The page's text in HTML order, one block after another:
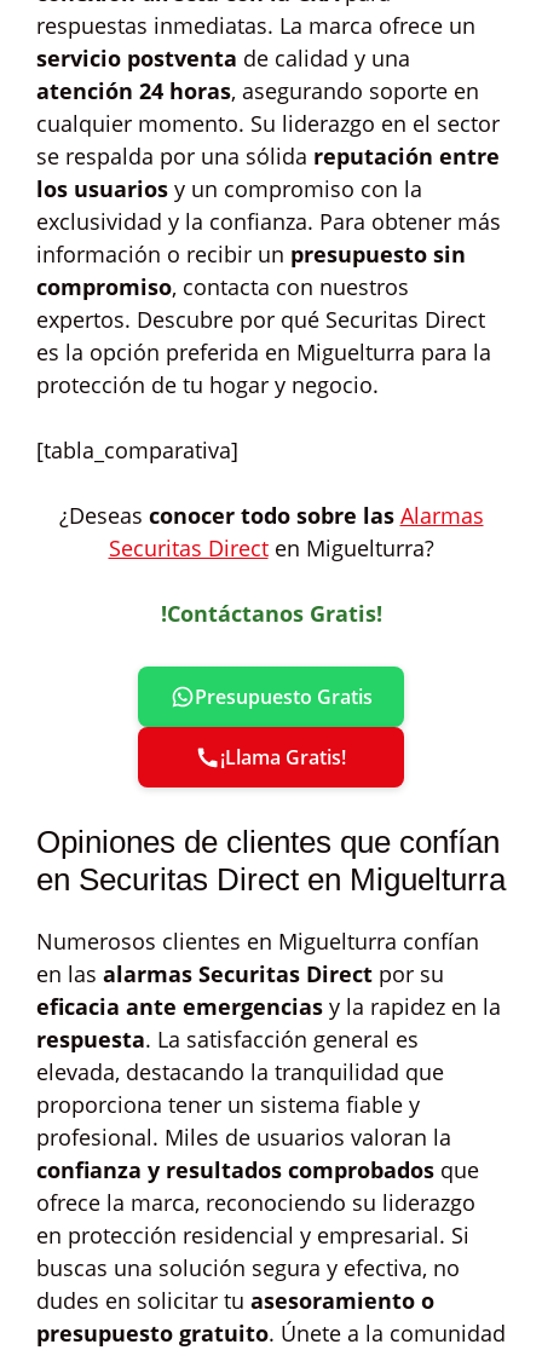
respuestas inmediatas. La marca ofrece un
servicio postventa de calidad y una
atención 24 horas, asegurando soporte en
cualquier momento. Su liderazgo en el sector
se respalda por una sólida reputación entre
los usuarios y un compromiso con la
exclusividad y la confianza. Para obtener más
información o recibir un presupuesto sin
compromiso, contacta con nuestros
expertos. Descubre por qué Securitas Direct
es la opción preferida en Miguelturra para la
protección de tu hogar y negocio.
[tabla_comparativa]
¿Deseas conocer todo sobre las Alarmas
Securitas Directen Miguelturra?
!Contáctanos Gratis!
Presupuesto Gratis
¡Llama Gratis!
Opiniones de clientes que confían
en Securitas Direct en Miguelturra
Numerosos clientes en Miguelturra confían
en las alarmas Securitas Direct por su
eficacia ante emergencias y la rapidez en la
respuesta. La satisfacción general es
elevada, destacando la tranquilidad que
proporciona tener un sistema fiable y
profesional. Miles de usuarios valoran la
confianza y resultados comprobados que
ofrece la marca, reconociendo su liderazgo
en protección residencial y empresarial. Si
buscas una solución segura y efectiva, no
dudes en solicitar tu asesoramiento o
presupuesto gratuito. Únete a la comunidad